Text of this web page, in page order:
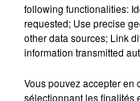
La
de
following functionalities:
requested; Use precise
other data sources; Link
information transmitted
Vous pouvez accepter en
sélectionnant les finalités